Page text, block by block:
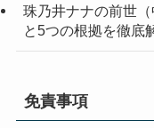
珠乃井ナナの前世
と5つの根拠を徹底
免責事項